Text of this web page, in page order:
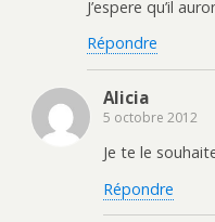
e
l
l
e
s
u
e
n
o
e
l
e
s
(
o
u
r
e
d
n
s
n
e
n
u
n
(
r
d
a
s
u
n
J’espere qu’il
Répondre
Alicia
5 octobre 2012
Je te le
Répondre